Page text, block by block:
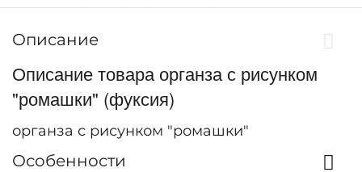
Описание
Описание товара органза с рисунком
"ромашки" (фуксия)
органза с рисунком "ромашки"
Особенности